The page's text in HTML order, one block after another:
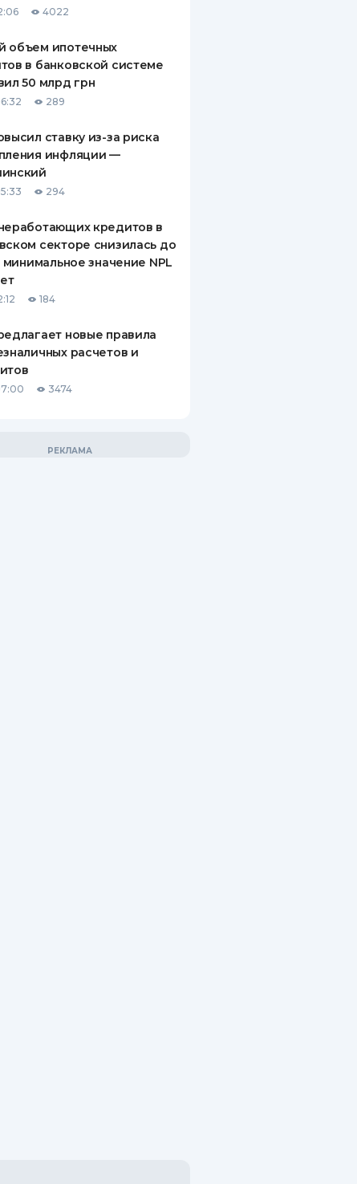
ПОЛИСЫ
КОМПАНИИ
О СТРАХОВЫХ
4022
объем ипотечных
в банковской системе
50 млрд грн
289
ставку из-за риска
инфляции —
294
кредитов в
секторе снизилась до
минимальное значение NPL
184
новые правила
расчетов и
3474